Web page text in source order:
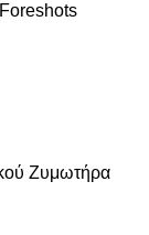
Ζυμωτήρα